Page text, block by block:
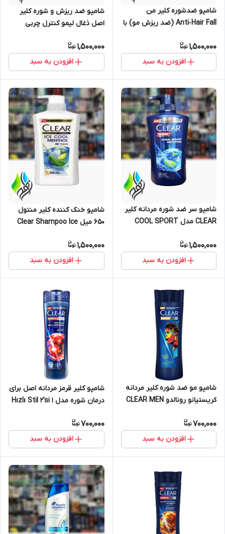
شامپو ضدشوره کلیر من
Anti‑Hair Fall (ضد ریزش مو) با
1,500,000
افزودن به سبد
شامپو ضد ریزش و شوره کلیر
اصل ذغال لیمو کنترل چربی
1,500,000
افزودن به سبد
شامپو سر ضد شوره مردانه کلیر
CLEAR مدل COOL SPORT
۶۵۰میل
1,500,000
افزودن به سبد
شامپو خنک کننده کلیر منتول
650 میل Clear Shampoo Ice
1,500,000
افزودن به سبد
شامپو مو ضد شوره کلیر مردانه
کریستیانو رونالدو CLEAR MEN
350 میلی لیتر
700,000
افزودن به سبد
شامپو کلیر قرمز مردانه اصل برای
درمان شوره مدل Hızlı Stil 2’si 1
700,000
افزودن به سبد